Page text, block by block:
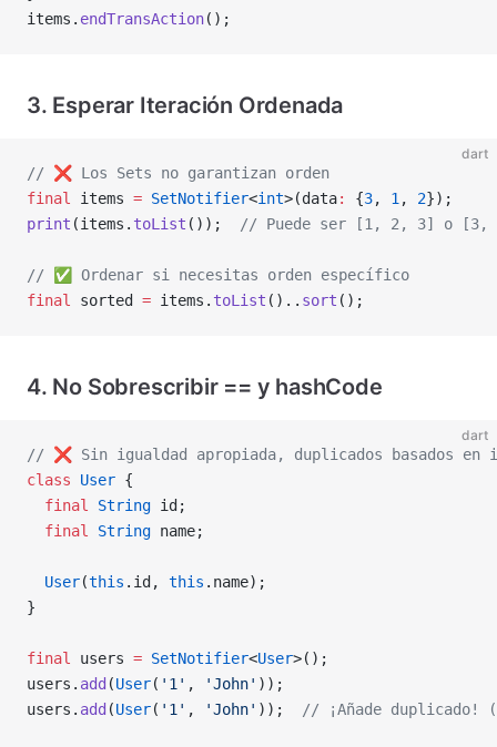
items. endTransAction();
3. Esperar Iteración Ordenada
dart
// ❌️ Los Sets no garantizan orden
final
items = SetNotifier<int>(data: {3, 1 , 2});
print (items. toList ()); // Puede ser [1, 2, 3] o [3,
// ✅ Ordenar si necesitas orden específico
final
sorted = items. toList ().. sort ();
4. No Sobrescribir == y hashCode
dart
// ❌️ Sin igualdad apropiada, duplicados basados en
class User {
  final
String id;
  final
String name;
  User
(this .id, this .name);
}
final users = SetNotifier<User>();
users. add (User( '1' , 'John' ));
users. add (User( '1' , 'John' )); // ¡Añade duplicado!